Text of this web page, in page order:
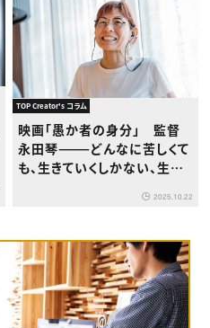
TOP Creator's コラム
映画「愚か者の身分」 監督
永田琴———どんなに苦しくて
も、生きていくしかない、生き
2025.10.22